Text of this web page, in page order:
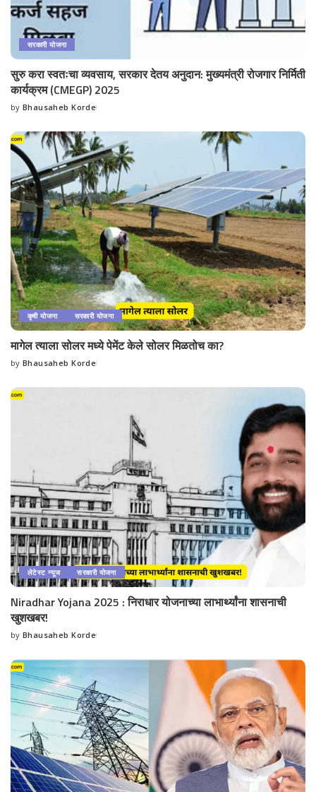
सरकारी योजना
सुरु करा स्वतःचा व्यवसाय, सरकार देतय अनुदान: मुख्यमंत्री रोजगार निर्मिती
कार्यक्रम (CMEGP) 2025
Posted
by Bhausaheb Korde
कृषी योजना सरकारी योजना
मागेल त्याला सोलर मध्ये पेमेंट केले सोलर मिळतोच का?
Posted
by Bhausaheb Korde
लेटेस्ट न्यूज सरकारी योजना
Niradhar Yojana 2025 : निराधार योजनाच्या लाभार्थ्यांना शासनाची
खुशखबर!
Posted
by Bhausaheb Korde